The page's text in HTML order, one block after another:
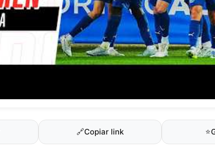
🔗Copiar link ⭐